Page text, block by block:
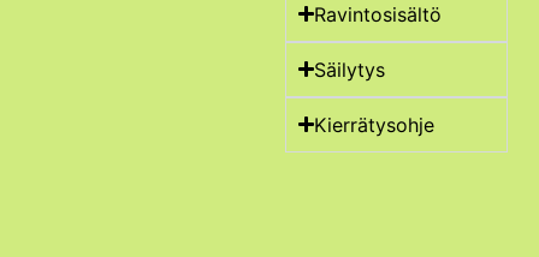
Ravintosisältö
Säilytys
Kierrätysohje